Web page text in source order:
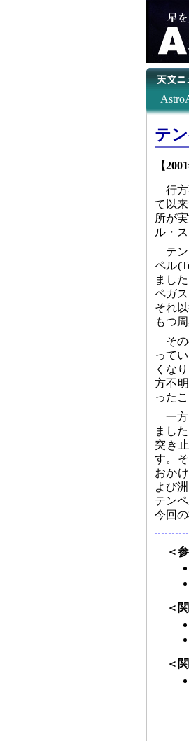
テ
【
行
て以
所が
ル・
テ
ペル
まし
ペガ
それ
もつ
そ
って
くな
方不
った
一
まし
突き
す。
おか
よび
テン
今回
＜
＜
＜